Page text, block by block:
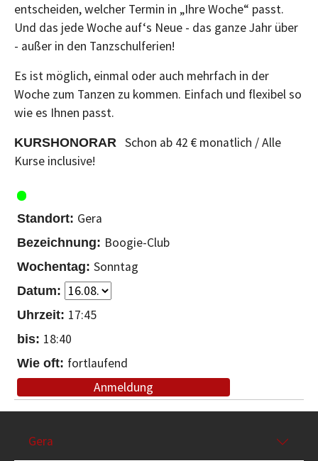
entscheiden, welcher Termin in „Ihre Woche“ passt.
Und das jede Woche auf‘s Neue - das ganze Jahr über
- außer in den Tanzschulferien!
Es ist möglich, einmal oder auch mehrfach in der
Woche zum Tanzen zu kommen. Einfach und flexibel so
wie es Ihnen passt.
KURSHONORAR Schon ab 42 € monatlich / Alle
Kurse inclusive!
Gera
Boogie-Club
Sonntag
17:45
18:40
fortlaufend
Anmeldung
Gera